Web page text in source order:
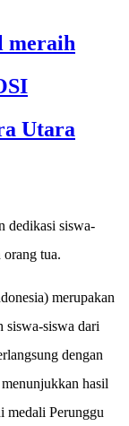
meraih
Utara
dedikasi siswa-
orang tua.
merupakan
siswa dari
dengan
hasil
medali Perunggu